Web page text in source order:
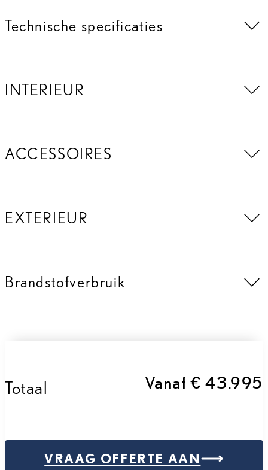
Technische specificaties
INTERIEUR
ACCESSOIRES
EXTERIEUR
Brandstofverbruik
Totaal Vanaf € 43.995
VRAAG OFFERTE AAN